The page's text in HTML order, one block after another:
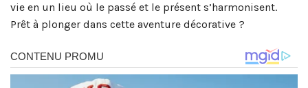
vie en un lieu où le passé et le présent s’harmonisent.
Prêt à plonger dans cette aventure décorative ?